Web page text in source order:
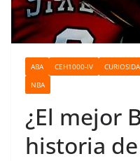
ABA CEH1000-IV
NBA
¿El mejor
historia